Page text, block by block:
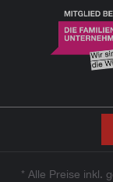
* Alle Preise inkl.